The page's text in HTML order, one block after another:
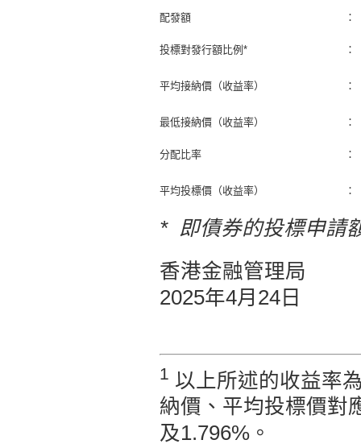
配發額 ：
投標對發行額比例* ：
平均接納價（收益率） ：
最低接納價（收益率） ：
分配比率 ：
平均投標價（收益率） ：
* 即債券的投標申請
香港金融管理局
2025年4月24日
1 以上所述的收益率
納價、平均投標價對
及1.796%。